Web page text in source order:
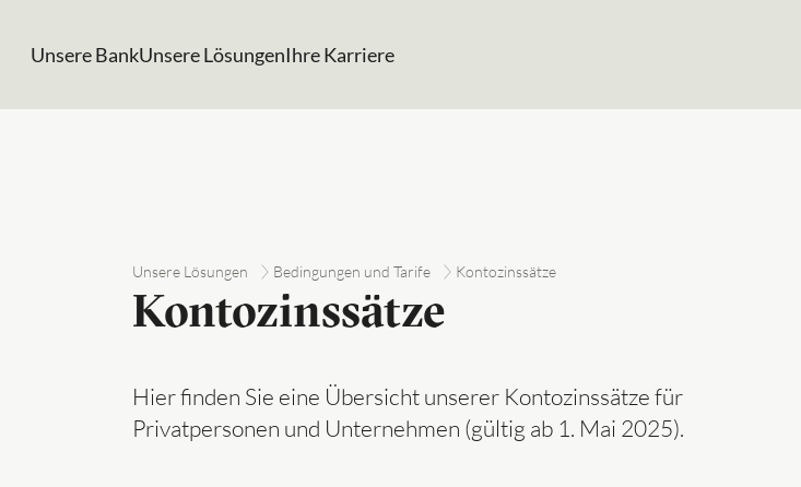
Unsere BankUnsere LösungenIhre Karriere
Unsere Lösungen Bedingungen und Tarife Kontozinssätze
Kontozinssätze
Hier finden Sie eine Übersicht unserer Kontozinssätze für
Privatpersonen und Unternehmen (gültig ab 1. Mai 2025).